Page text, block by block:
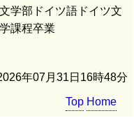
文学部ドイツ語ドイツ文
学課程卒業
年07月31日16時48分
Top Home